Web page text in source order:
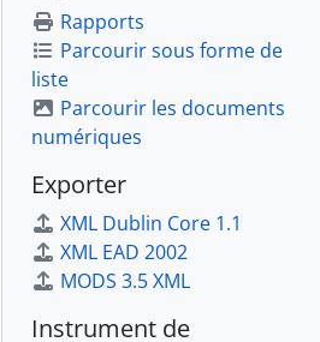
(1894-1913)
Rapports
Parcourir sous forme de
liste
Parcourir les documents
numériques
Exporter
XML Dublin Core 1.1
XML EAD 2002
MODS 3.5 XML
Instrument de